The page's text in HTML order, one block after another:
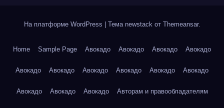
На платформе WordPress Тема newstack от Themeansar.
Home Sample Page Авокадо Авокадо Авокадо Авокадо
Авокадо Авокадо Авокадо Авокадо Авокадо Авокадо
Авокадо Авокадо Авокадо Авторам и правообладателям